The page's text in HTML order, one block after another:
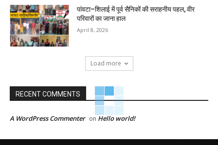
पांवटा–शिलाई में पूर्व सैनिकों की सराहनीय पहल, वीर
परिवारों का जाना हाल
April 8, 2026
Load more
RECENT COMMENTS
A WordPress Commenter on Hello world!